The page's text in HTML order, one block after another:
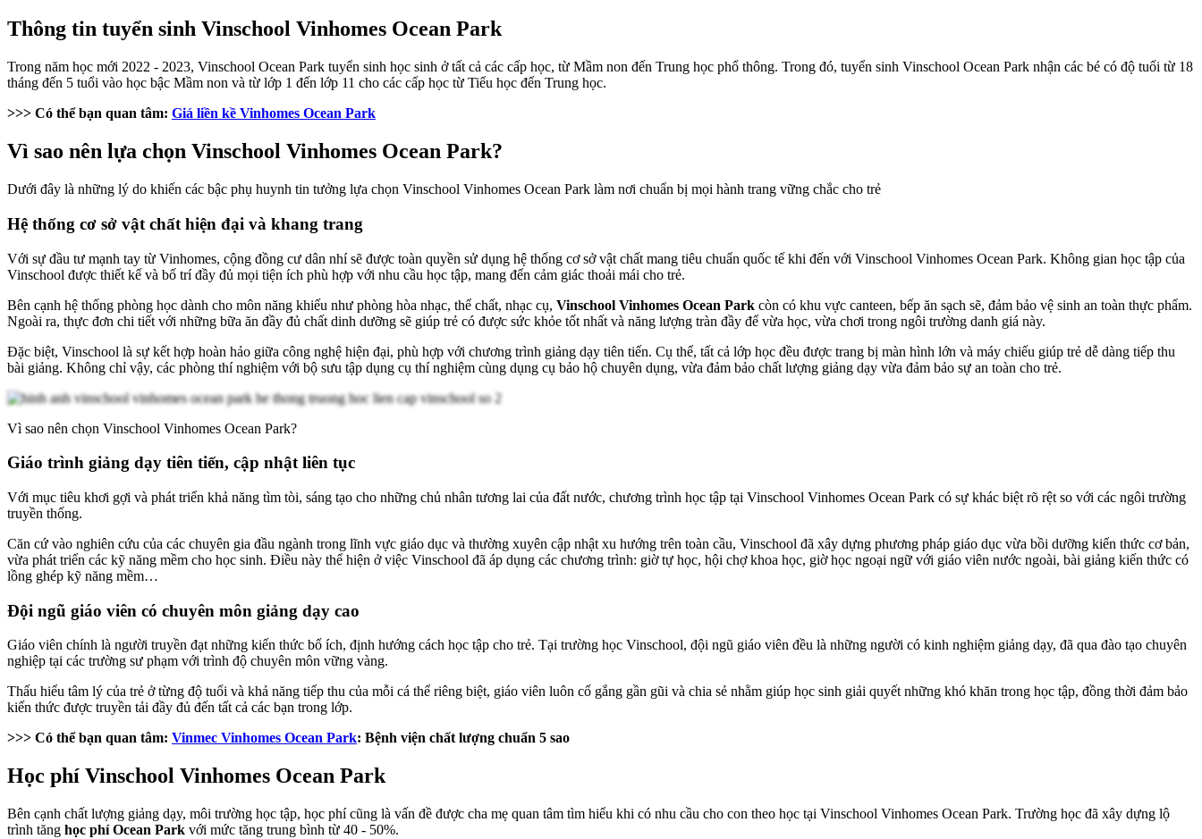
Thông tin tuyển sinh Vinschool Vinhomes Ocean Park
Trong năm học mới 2022 - 2023, Vinschool Ocean Park tuyển sinh học sinh ở tất cả các cấp học, từ Mầm non đến Trung học phổ thông. Trong đó, tuyển sinh Vinschool Ocean Park nhận các bé có độ tuổi từ 18
tháng đến 5 tuổi vào học bậc Mầm non và từ lớp 1 đến lớp 11 cho các cấp học từ Tiểu học đến Trung học.
>>> Có thể bạn quan tâm: Giá liền kề Vinhomes Ocean Park
Vì sao nên lựa chọn Vinschool Vinhomes Ocean Park?
Dưới đây là những lý do khiến các bậc phụ huynh tin tưởng lựa chọn Vinschool Vinhomes Ocean Park làm nơi chuẩn bị mọi hành trang vững chắc cho trẻ
Hệ thống cơ sở vật chất hiện đại và khang trang
Với sự đầu tư mạnh tay từ Vinhomes, cộng đồng cư dân nhí sẽ được toàn quyền sử dụng hệ thống cơ sở vật chất mang tiêu chuẩn quốc tế khi đến với Vinschool Vinhomes Ocean Park. Không gian học tập của
Vinschool được thiết kế và bố trí đầy đủ mọi tiện ích phù hợp với nhu cầu học tập, mang đến cảm giác thoải mái cho trẻ.
Bên cạnh hệ thống phòng học dành cho môn năng khiếu như phòng hòa nhạc, thể chất, nhạc cụ, Vinschool Vinhomes Ocean Park còn có khu vực canteen, bếp ăn sạch sẽ, đảm bảo vệ sinh an toàn thực phẩm.
Ngoài ra, thực đơn chi tiết với những bữa ăn đầy đủ chất dinh dưỡng sẽ giúp trẻ có được sức khỏe tốt nhất và năng lượng tràn đầy để vừa học, vừa chơi trong ngôi trường danh giá này.
Đặc biệt, Vinschool là sự kết hợp hoàn hảo giữa công nghệ hiện đại, phù hợp với chương trình giảng dạy tiên tiến. Cụ thể, tất cả lớp học đều được trang bị màn hình lớn và máy chiếu giúp trẻ dễ dàng tiếp thu
bài giảng. Không chỉ vậy, các phòng thí nghiệm với bộ sưu tập dụng cụ thí nghiệm cùng dụng cụ bảo hộ chuyên dụng, vừa đảm bảo chất lượng giảng dạy vừa đảm bảo sự an toàn cho trẻ.
Vì sao nên chọn Vinschool Vinhomes Ocean Park?
Giáo trình giảng dạy tiên tiến, cập nhật liên tục
Với mục tiêu khơi gợi và phát triển khả năng tìm tòi, sáng tạo cho những chủ nhân tương lai của đất nước, chương trình học tập tại Vinschool Vinhomes Ocean Park có sự khác biệt rõ rệt so với các ngôi trường
truyền thống.
Căn cứ vào nghiên cứu của các chuyên gia đầu ngành trong lĩnh vực giáo dục và thường xuyên cập nhật xu hướng trên toàn cầu, Vinschool đã xây dựng phương pháp giáo dục vừa bồi dưỡng kiến thức cơ bản,
vừa phát triển các kỹ năng mềm cho học sinh. Điều này thể hiện ở việc Vinschool đã áp dụng các chương trình: giờ tự học, hội chợ khoa học, giờ học ngoại ngữ với giáo viên nước ngoài, bài giảng kiến thức có
lồng ghép kỹ năng mềm…
Đội ngũ giáo viên có chuyên môn giảng dạy cao
Giáo viên chính là người truyền đạt những kiến thức bổ ích, định hướng cách học tập cho trẻ. Tại trường học Vinschool, đội ngũ giáo viên đều là những người có kinh nghiệm giảng dạy, đã qua đào tạo chuyên
nghiệp tại các trường sư phạm với trình độ chuyên môn vững vàng.
Thấu hiểu tâm lý của trẻ ở từng độ tuổi và khả năng tiếp thu của mỗi cá thể riêng biệt, giáo viên luôn cố gắng gần gũi và chia sẻ nhằm giúp học sinh giải quyết những khó khăn trong học tập, đồng thời đảm bảo
kiến thức được truyền tải đầy đủ đến tất cả các bạn trong lớp.
>>> Có thể bạn quan tâm: Vinmec Vinhomes Ocean Park: Bệnh viện chất lượng chuẩn 5 sao
Học phí Vinschool Vinhomes Ocean Park
Bên cạnh chất lượng giảng dạy, môi trường học tập, học phí cũng là vấn đề được cha mẹ quan tâm tìm hiểu khi có nhu cầu cho con theo học tại Vinschool Vinhomes Ocean Park. Trường học đã xây dựng lộ
trình tăng học phí Ocean Park với mức tăng trung bình từ 40 - 50%.